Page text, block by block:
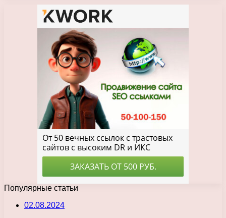
Популярные статьи
02.08.2024